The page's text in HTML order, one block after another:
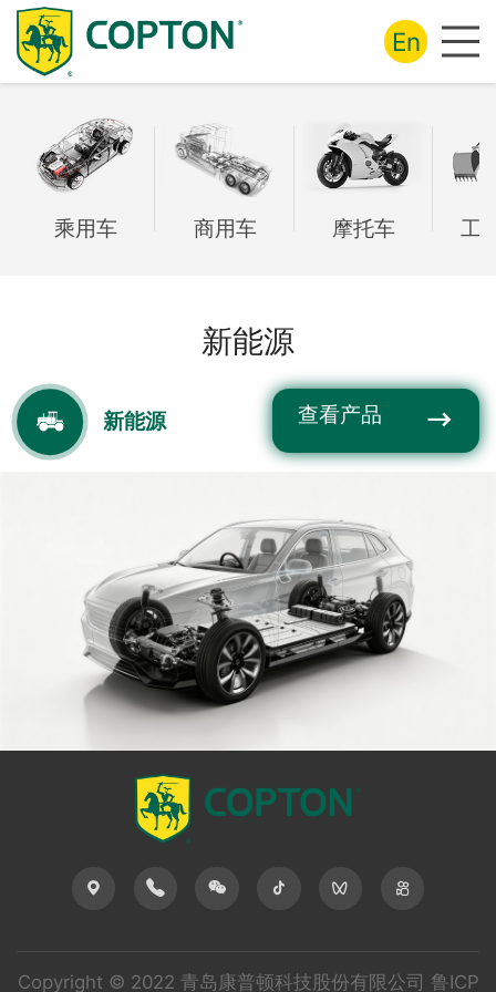
En
乘用车 商用车 摩托车 工
新能源
新能源 查看产品
Copyright © 2022 青岛康普顿科技股份有限公司 鲁ICP